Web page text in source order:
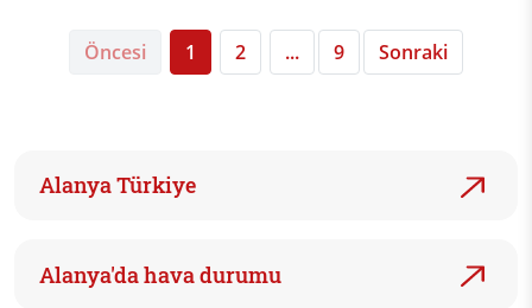
Öncesi 1 2 ... 9 Sonraki
Alanya Türkiye
Alanya'da hava durumu